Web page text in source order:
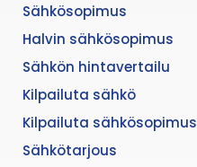
Sähkösopimus
Halvin sähkösopimus
Sähkön hintavertailu
Kilpailuta sähkö
Kilpailuta sähkösopimus
Sähkötarjous